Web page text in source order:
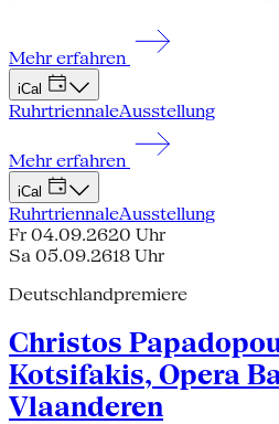
Mehr erfahren
iCal
RuhrtriennaleAusstellung
Mehr erfahren
iCal
RuhrtriennaleAusstellung
Fr 04.09.2620 Uhr
Sa 05.09.2618 Uhr
Deutschlandpremiere
Christos
Kotsifakis, Opera
Vlaanderen